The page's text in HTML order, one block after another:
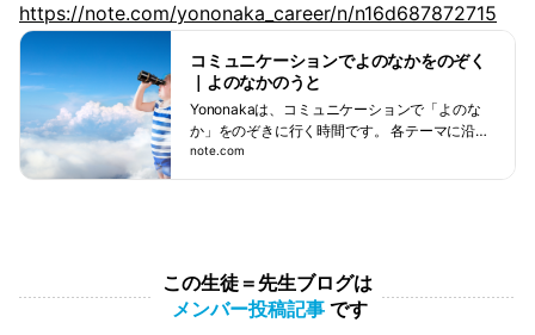
https://note.com/yononaka_career/n/n16d687872715
コミュニケーションでよのなかをのぞく
｜よのなかのうと
Yononakaは、コミュニケーションで「よのな
か」をのぞきに行く時間です。 各テーマに沿っ
た「正解がひとつでない問い」を投げかけます
モノ」です。 たとえばエネルギー。エネルギー
問題や環境だけでなく、日常生活におけるエネ
ルギーについても考えていきます。 そうして少
note.com
この生徒＝先生ブログは
メンバー投稿記事 です